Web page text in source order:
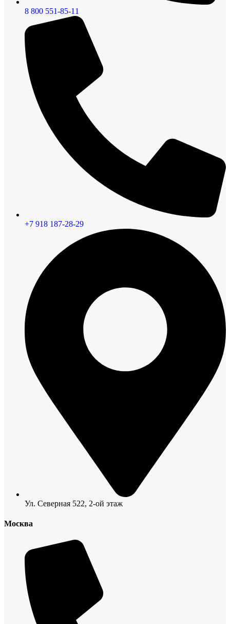
8 800 551-85-11
+7 918 187-28-29
Ул. Северная 522, 2-ой этаж
Москва